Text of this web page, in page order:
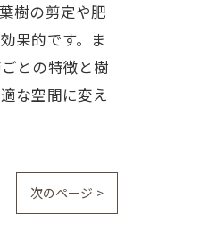
樹の剪定や肥
果的です。ま
との特徴と樹
な空間に変え
次のページ >